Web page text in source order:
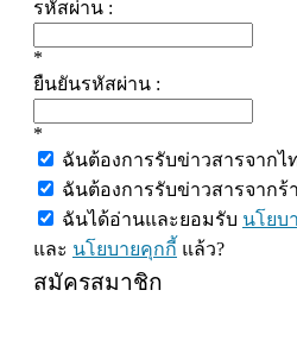
รหัสผ่าน :
*
ยืนยันรหัสผ่าน :
*
ฉันต้องการรับข่าวสารจากไ
ฉันต้องการรับข่าวสารจากร้
ฉันได้อ่านและยอมรับ นโยบ
และ นโยบายคุกกี้ แล้ว?
สมัครสมาชิก